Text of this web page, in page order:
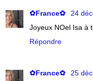
✿France✿
24
Joyeux NOel Isa à
Répondre
✿France✿
25